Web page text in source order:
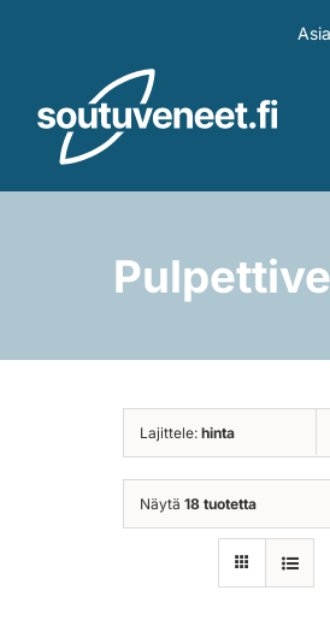
Perämoottorit
Lajittele: hinta
Näytä 18 tuotetta